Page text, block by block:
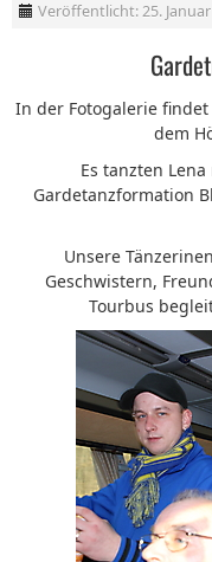
Veröffentlicht: 25.
In der Fotogalerie
dem
Es tanzten
Gardetanzformation
Unsere
Geschwistern,
Tourbus